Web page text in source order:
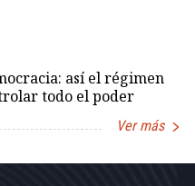
así el régimen
todo el poder
Ver más